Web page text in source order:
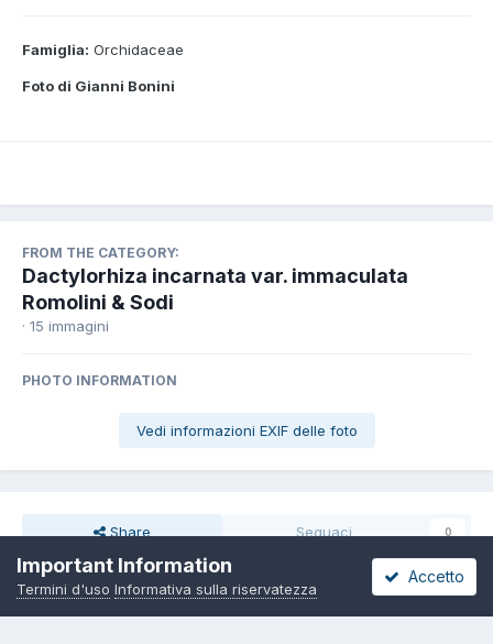
Famiglia: Orchidaceae
Foto di Gianni Bonini
FROM THE CATEGORY:
Dactylorhiza incarnata var. immaculata
Romolini & Sodi
· 15 immagini
PHOTO INFORMATION
Vedi informazioni EXIF delle foto
Share Seguaci 0
Important Information
Termini d'uso Informativa sulla riservatezza
Accetto